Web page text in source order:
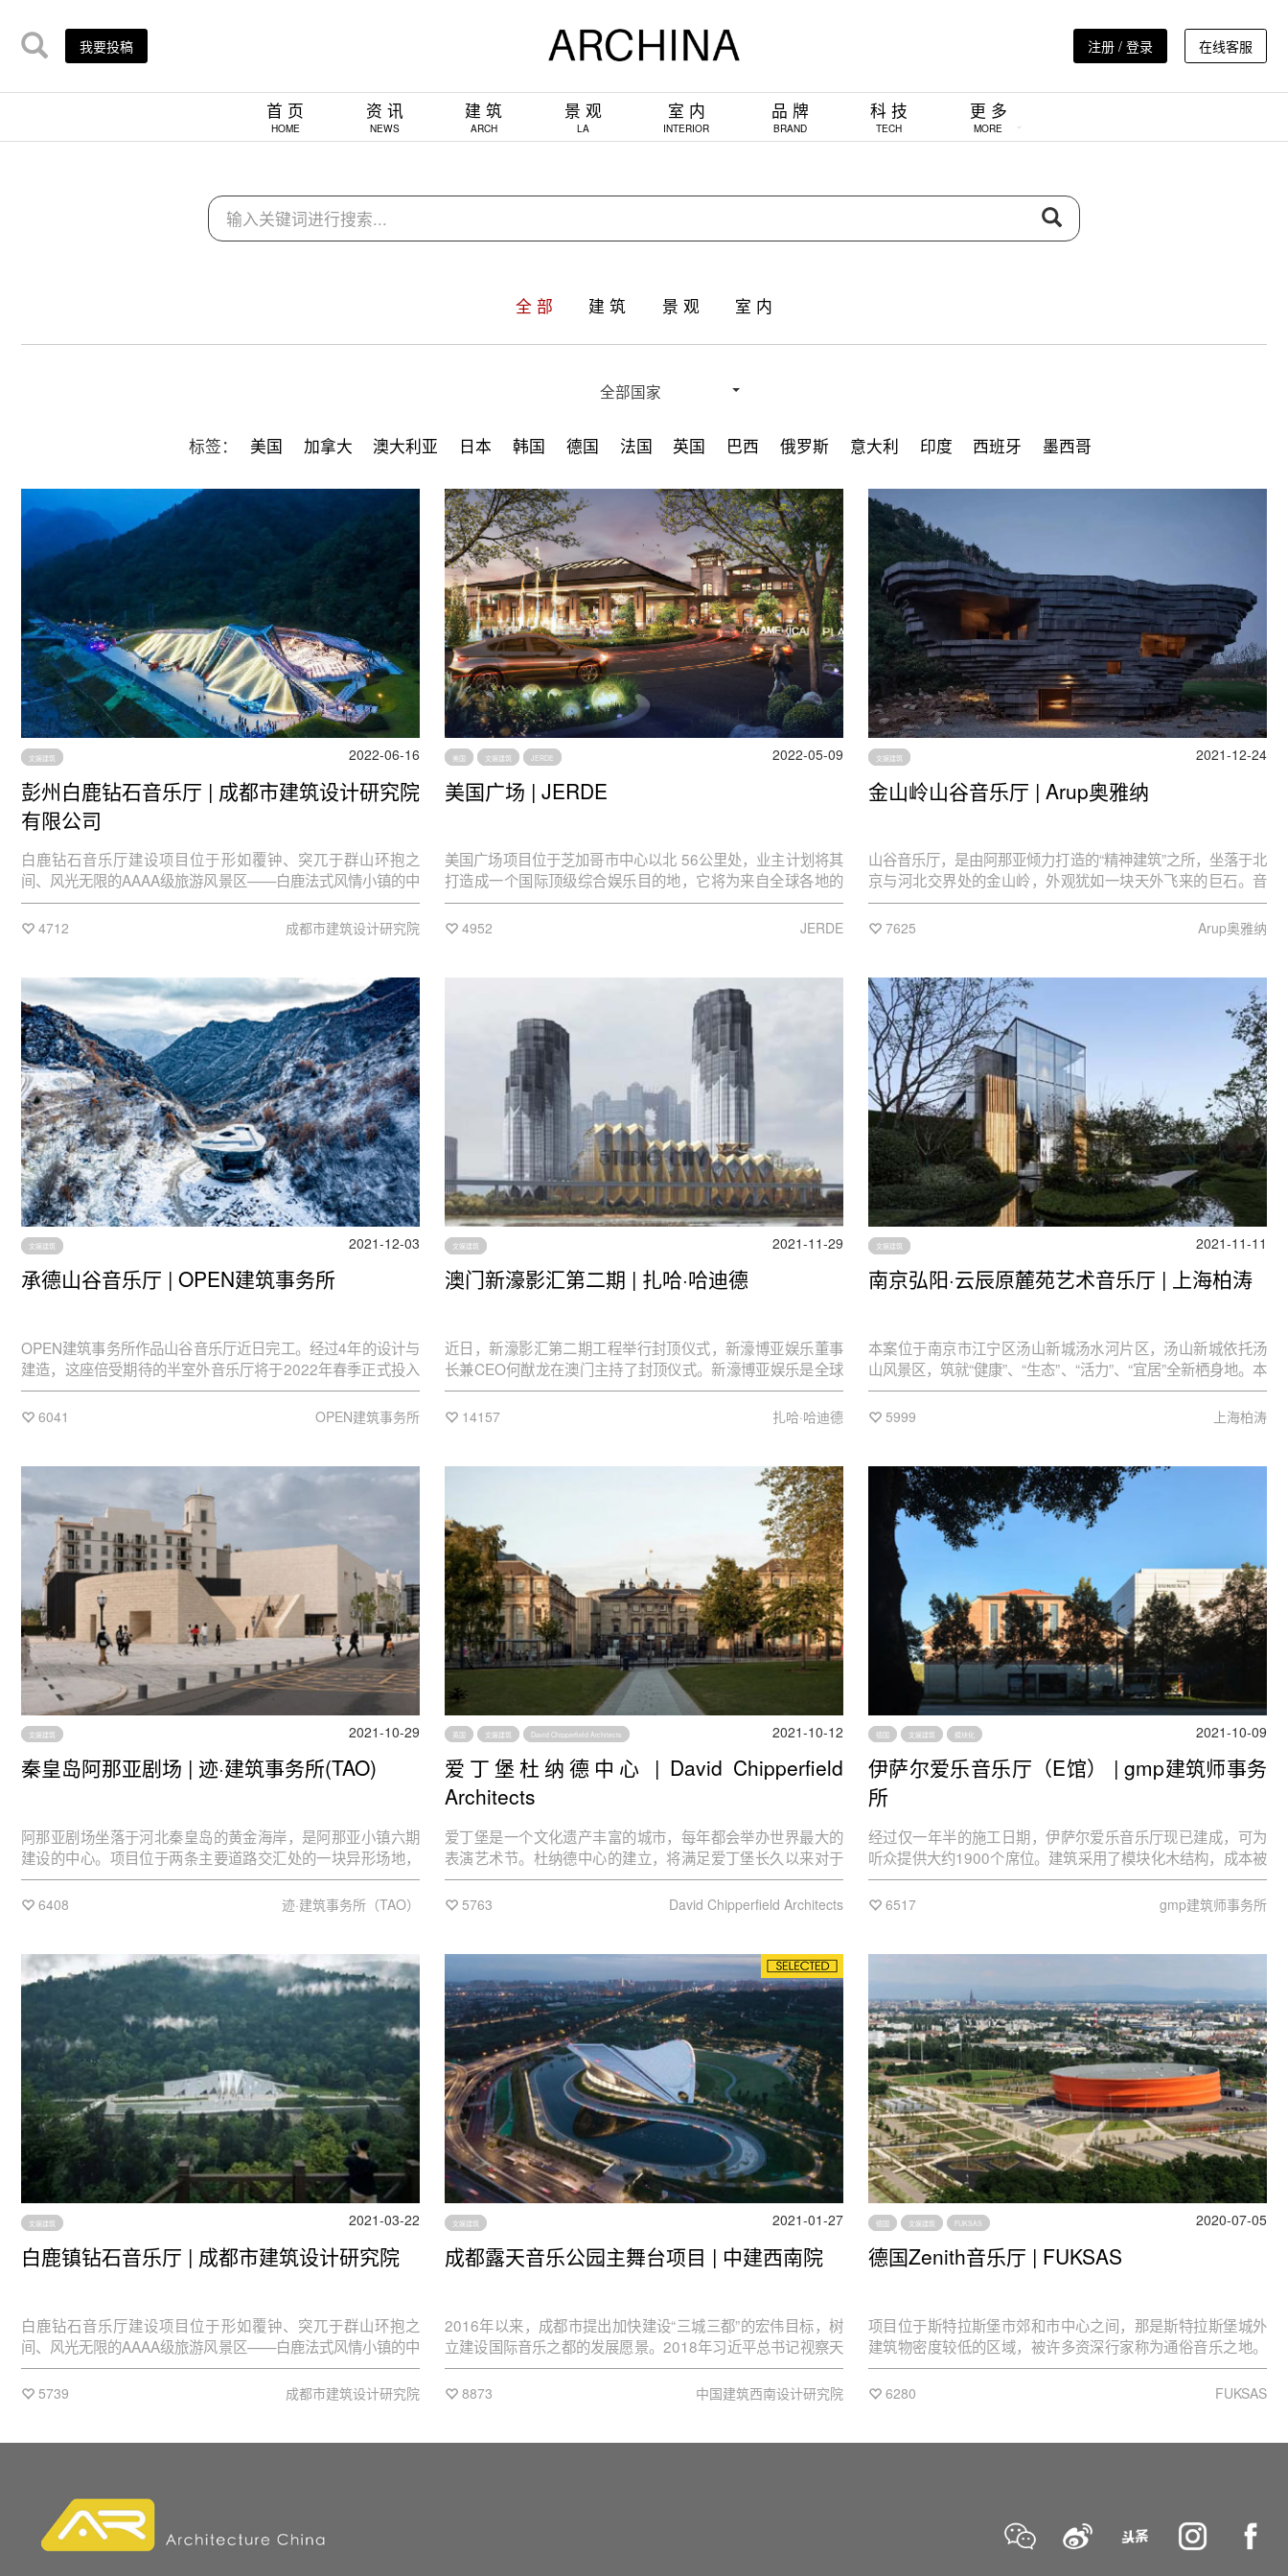
我要投稿 注册 / 登录 在线客服
首 页
HOME
资 讯
NEWS
建 筑
ARCH
景 观
LA
室 内
INTERIOR
品 牌
BRAND
科 技
TECH
更 多
MORE
全 部 建 筑 景 观 室 内
全部国家
标签： 美国 加拿大 澳大利亚 日本 韩国 德国 法国 英国 巴西 俄罗斯 意大利 印度 西班牙 墨西哥
文娱建筑 2022-06-16
彭州白鹿钻石音乐厅 | 成都市建筑设计研究院
有限公司
白鹿钻石音乐厅建设项目位于形如覆钟、突兀于群山环抱之
间、风光无限的AAAA级旅游风景区——白鹿法式风情小镇的中
心位置，项目基地背靠“滴水岩”，面朝白鹿河，背山面水，与法
式风情街隔河相望，拥有绝佳的自然风光。
4712 成都市建筑设计研究院
美国 文娱建筑 JERDE 2022-05-09
美国广场 | JERDE
美国广场项目位于芝加哥市中心以北 56公里处，业主计划将其
打造成一个国际顶级综合娱乐目的地，它将为来自全球各地的
游客带来非同凡响的娱乐、度假体验。
4952 JERDE
文娱建筑 2021-12-24
金山岭山谷音乐厅 | Arup奥雅纳
山谷音乐厅，是由阿那亚倾力打造的“精神建筑”之所，坐落于北
京与河北交界处的金山岭，外观犹如一块天外飞来的巨石。音
乐厅呈倒锥形设计，巨石洞穴里包含了半露天剧场、室外舞台
及观景平台等空间，让音乐与自然交融。项目建筑设计由
OPEN 建筑事务所创始合伙人李虎、黄文菁主持，奥雅纳提供
7625 Arup奥雅纳
文娱建筑 2021-12-03
承德山谷音乐厅 | OPEN建筑事务所
OPEN建筑事务所作品山谷音乐厅近日完工。经过4年的设计与
建造，这座倍受期待的半室外音乐厅将于2022年春季正式投入
使用。
6041 OPEN建筑事务所
文娱建筑 2021-11-29
澳门新濠影汇第二期 | 扎哈·哈迪德
近日，新濠影汇第二期工程举行封顶仪式，新濠博亚娱乐董事
长兼CEO何猷龙在澳门主持了封顶仪式。新濠博亚娱乐是全球
领先的经营综合度假村业务的开发商和业主。
14157 扎哈·哈迪德
文娱建筑 2021-11-11
南京弘阳·云辰原麓苑艺术音乐厅 | 上海柏涛
本案位于南京市江宁区汤山新城汤水河片区，汤山新城依托汤
山风景区，筑就“健康”、“生态”、“活力”、“宜居”全新栖身地。本
案基于场地原有天然优势基础上，满足快节奏都市人对于文艺
情怀的强烈渴望，实现压力释放与精神共鸣，吸引新一代品质
5999 上海柏涛
文娱建筑 2021-10-29
秦皇岛阿那亚剧场 | 迹·建筑事务所(TAO)
阿那亚剧场坐落于河北秦皇岛的黄金海岸，是阿那亚小镇六期
建设的中心。项目位于两条主要道路交汇处的一块异形场地，
场地一边与海隔沙丘而望，另外三面都是紧邻公寓建筑的城市
环境。因此，如何处理剧场与大海、街区、周边建筑的关系以
6408 迹·建筑事务所（TAO）
英国 文娱建筑 David Chipperfield Architects 2021-10-12
爱丁堡杜纳德中心 | David Chipperfield
Architects
爱丁堡是一个文化遗产丰富的城市，每年都会举办世界最大的
表演艺术节。杜纳德中心的建立，将满足爱丁堡长久以来对于
专业、中型演艺中心的需求，它将为一系列不同的音乐演出和
其它活动提供新场所，同时也将作为苏格兰室内乐团的基地。
它将成为爱丁堡100年来首座为音乐和表演艺术所造的新建建
筑。
5763 David Chipperfield Architects
德国 文娱建筑 模块化 2021-10-09
伊萨尔爱乐音乐厅（E馆） | gmp建筑师事务
所
经过仅一年半的施工日期，伊萨尔爱乐音乐厅现已建成，可为
听众提供大约1900个席位。建筑采用了模块化木结构，成本被
成功地控制在4000万欧元的预算范围内。音乐厅将与作为文保
建筑修复后的原变电站（E馆）共同组成加斯泰格汉普8号的核
6517 gmp建筑师事务所
文娱建筑 2021-03-22
白鹿镇钻石音乐厅 | 成都市建筑设计研究院
白鹿钻石音乐厅建设项目位于形如覆钟、突兀于群山环抱之
间、风光无限的AAAA级旅游风景区——白鹿法式风情小镇的中
心位置，项目基地背靠“滴水岩”，面朝白鹿河背山面水，与法式
风情街隔河相望，拥有绝佳的自然风光。
5739 成都市建筑设计研究院
文娱建筑 2021-01-27
成都露天音乐公园主舞台项目 | 中建西南院
2016年以来，成都市提出加快建设“三城三都”的宏伟目标，树
立建设国际音乐之都的发展愿景。2018年习近平总书记视察天
府新区，提出“公园城市”的发展理念，为成都的城市发展描绘宏
伟蓝图。成都露天音乐公园正是在这样的城市发展背景下应运
8873 中国建筑西南设计研究院
德国 文娱建筑 FUKSAS 2020-07-05
德国Zenith音乐厅 | FUKSAS
项目位于斯特拉斯堡市郊和市中心之间，那是斯特拉斯堡城外
建筑物密度较低的区域，被许多资深行家称为通俗音乐之地。
这里可容纳10,000-12,000名观众，是流行音乐和活动的圣
殿，属于老城中心以外居民的文化活动圣地。更准确地说，这
6280 FUKSAS